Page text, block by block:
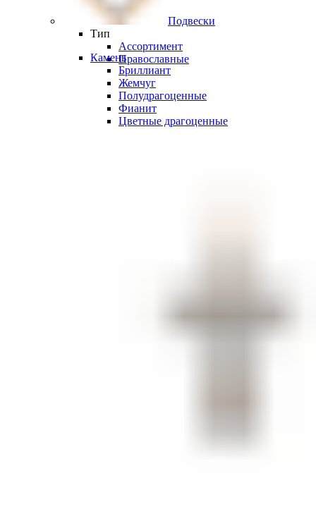
Подвески
Тип
Ассортимент
Православные
Камень
Бриллиант
Жемчуг
Полудрагоценные
Фианит
Цветные драгоценные